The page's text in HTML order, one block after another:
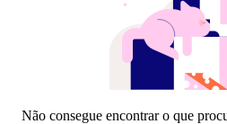
Não consegue encontrar o que